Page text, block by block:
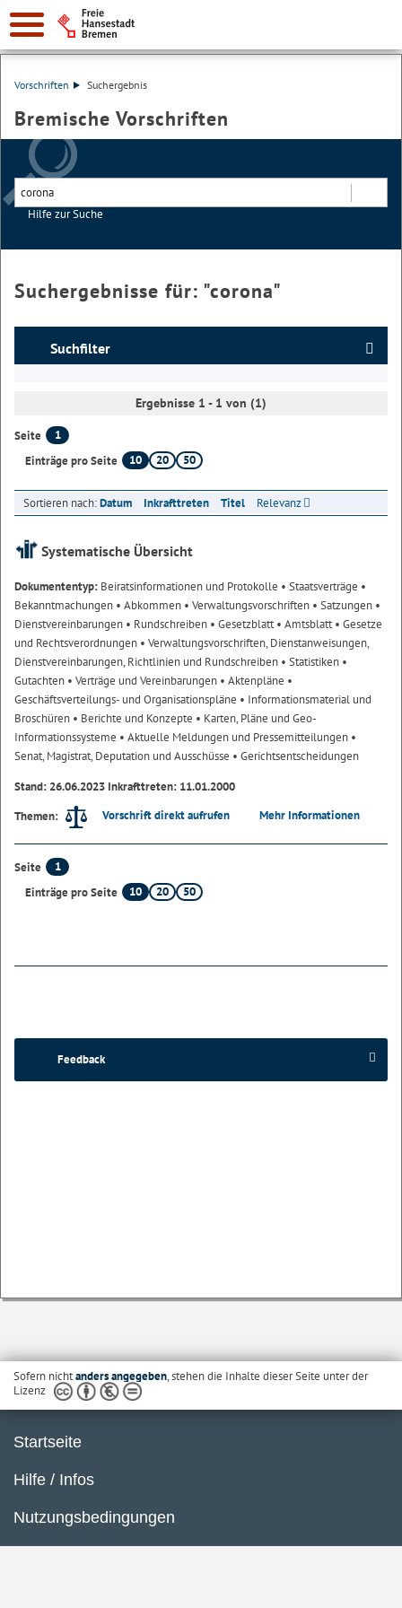
Vorschriften Suchergebnis
Bremische Vorschriften
Hilfe zur Suche
Suchergebnisse für: "corona"
Suchfilter
Ergebnisse 1 - 1 von (1)
Seite
1
Einträge pro Seite
10 20 50
Sortieren nach:Datum Inkrafttreten Titel Relevanz
Systematische Übersicht
Dokumententyp: Beiratsinformationen und Protokolle • Staatsverträge •
Bekanntmachungen • Abkommen • Verwaltungsvorschriften • Satzungen •
Dienstvereinbarungen • Rundschreiben • Gesetzblatt• Amtsblatt• Gesetze
und Rechtsverordnungen • Verwaltungsvorschriften, Dienstanweisungen,
Dienstvereinbarungen, Richtlinien und Rundschreiben • Statistiken •
Gutachten • Verträge und Vereinbarungen • Aktenpläne •
Geschäftsverteilungs- und Organisationspläne • Informationsmaterial und
Broschüren • Berichte und Konzepte • Karten, Pläne und Geo-
Informationssysteme • Aktuelle Meldungen und Pressemitteilungen •
Senat, Magistrat, Deputation und Ausschüsse • Gerichtsentscheidungen
Stand: 26.06.2023 Inkrafttreten: 11.01.2000
Themen:
Vorschrift direkt aufrufen Mehr Informationen
Seite
1
Einträge pro Seite
10 20 50
Feedback
Sofern nichtanders angegeben, stehen die Inhalte dieser Seite unter der
Lizenz
Startseite
Hilfe / Infos
Nutzungsbedingungen